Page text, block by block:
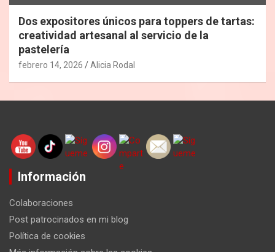
Dos expositores únicos para toppers de tartas:
creatividad artesanal al servicio de la
pastelería
febrero 14, 2026 Alicia Rodal
Información
Colaboraciones
Post patrocinados en mi blog
Política de cookies